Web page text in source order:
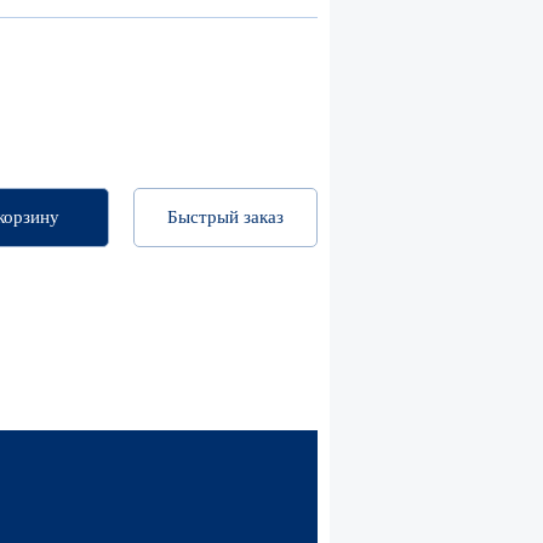
Быстрый заказ